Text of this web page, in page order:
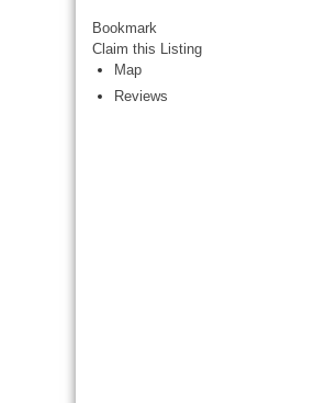
Bookmark
Claim this Listing
Map
Reviews